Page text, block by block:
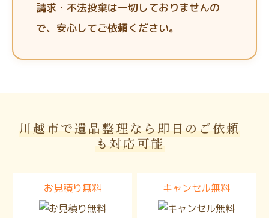
請求・不法投棄は一切しておりませんの
で、安心してご依頼ください。
川越市で遺品整理なら即日のご依頼
も対応可能
お見積り無料 キャンセル無料